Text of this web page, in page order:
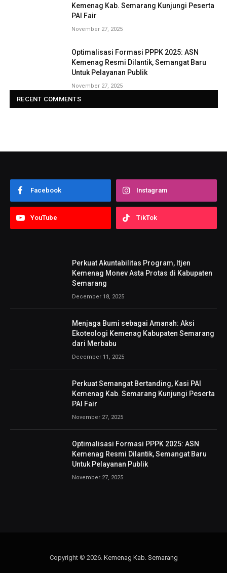
Kemenag Kab. Semarang Kunjungi Peserta
PAI Fair
November 27, 2025
Optimalisasi Formasi PPPK 2025: ASN
Kemenag Resmi Dilantik, Semangat Baru
Untuk Pelayanan Publik
November 27, 2025
RECENT COMMENTS
Facebook Instagram
YouTube TikTok
Perkuat Akuntabilitas Program, Itjen
Kemenag Monev Asta Protas di Kabupaten
Semarang
December 18, 2025
Menjaga Bumi sebagai Amanah: Aksi
Ekoteologi Kemenag Kabupaten Semarang
dari Merbabu
December 11, 2025
Perkuat Semangat Bertanding, Kasi PAI
Kemenag Kab. Semarang Kunjungi Peserta
PAI Fair
November 27, 2025
Optimalisasi Formasi PPPK 2025: ASN
Kemenag Resmi Dilantik, Semangat Baru
Untuk Pelayanan Publik
November 27, 2025
Copyright © 2026. Kemenag Kab. Semarang